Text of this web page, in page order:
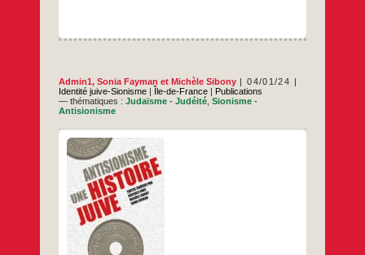
Admin1,Sonia Fayman etMichèle Sibony
04/01/24
Identité juive-Sionisme | Île-de-France | Publications
— thématiques :Judaïsme - Judéité ,Sionisme -
Antisionisme
En présence de Béatrice Orès et Sonia
Fayman Pour commander sur le site de